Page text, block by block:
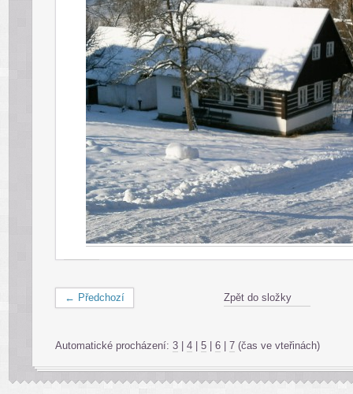
← Předchozí Zpět do složky
Automatické procházení: 3 4 5 6 7 (čas ve vteřinách)